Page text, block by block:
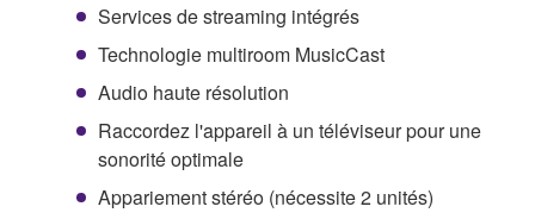
Services de streaming intégrés
Technologie multiroom MusicCast
Audio haute résolution
Raccordez l'appareil à un téléviseur pour une
sonorité optimale
Appariement stéréo (nécessite 2 unités)